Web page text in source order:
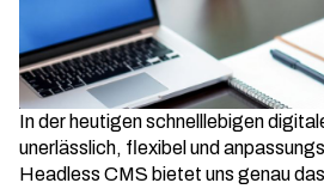
In der heutigen schnelllebigen
unerlässlich, flexibel und
Headless CMS bietet uns genau